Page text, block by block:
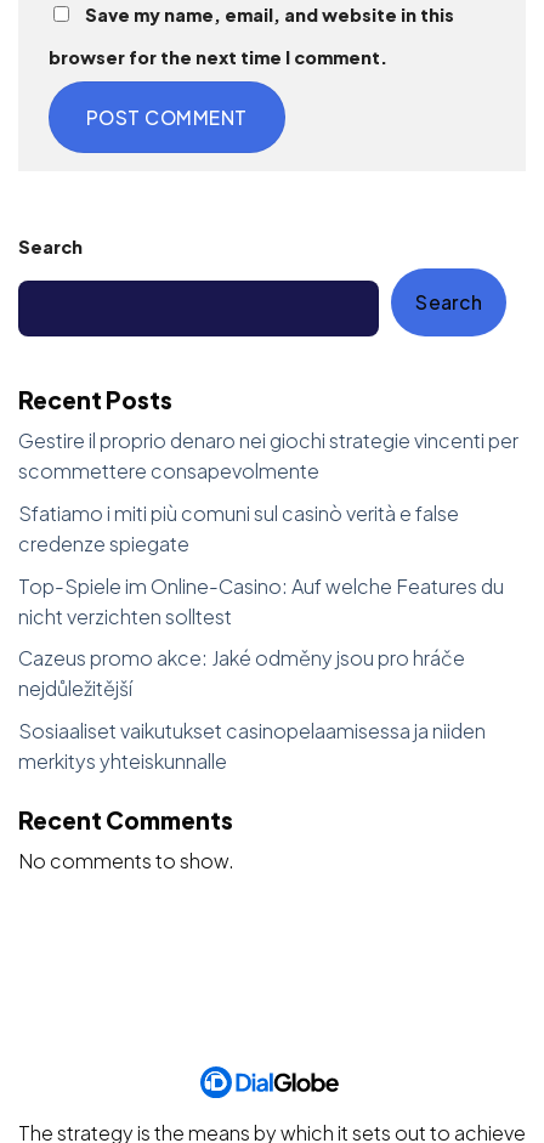
Save my name, email, and website in this
browser for the next time I comment.
Search
Search
Recent Posts
Gestire il proprio denaro nei giochi strategie vincenti per
scommettere consapevolmente
Sfatiamo i miti più comuni sul casinò verità e false
credenze spiegate
Top-Spiele im Online-Casino: Auf welche Features du
nicht verzichten solltest
Cazeus promo akce: Jaké odměny jsou pro hráče
nejdůležitější
Sosiaaliset vaikutukset casinopelaamisessa ja niiden
merkitys yhteiskunnalle
Recent Comments
No comments to show.
The strategy is the means by which it sets out to achieve